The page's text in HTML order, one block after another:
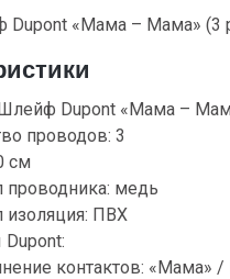
Dupont «Мама – Мама» (3
Dupont «Мама –
проводов: 3
см
проводника: медь
изоляция: ПВХ
контактов: «Мама» /